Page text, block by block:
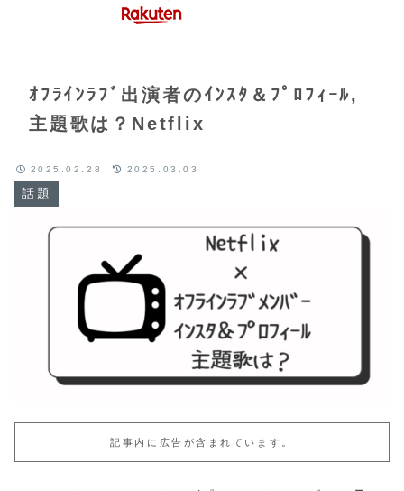
ｵﾌﾗｲﾝﾗﾌﾞ出演者のｲﾝｽﾀ＆ﾌﾟﾛﾌｨｰﾙ,
主題歌は？Netflix
話題
2025.02.28 2025.03.03
記事内に広告が含まれています。